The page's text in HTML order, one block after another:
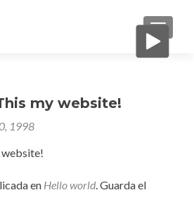
my website!
1998
en Hello world. Guarda el